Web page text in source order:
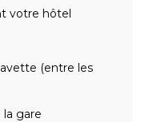
votre hôtel
(entre les
gare